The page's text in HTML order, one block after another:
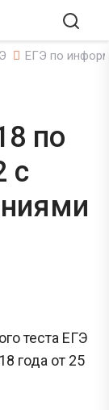
ЕГЭ по
по
с
теста ЕГЭ
года от 25